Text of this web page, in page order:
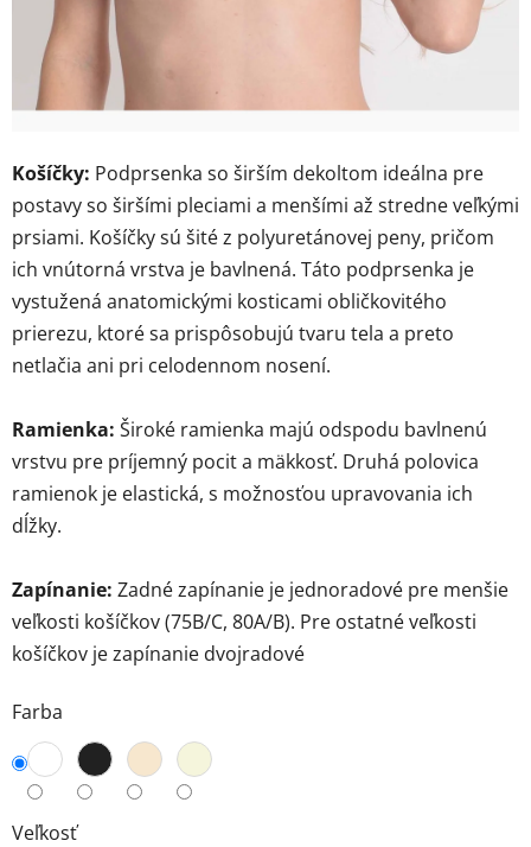
Košíčky: Podprsenka so širším dekoltom ideálna pre
postavy so širšími pleciami a menšími až stredne veľkými
prsiami. Košíčky sú šité z polyuretánovej peny, pričom
ich vnútorná vrstva je bavlnená. Táto podprsenka je
vystužená anatomickými kosticami obličkovitého
prierezu, ktoré sa prispôsobujú tvaru tela a preto
netlačia ani pri celodennom nosení.
Ramienka: Široké ramienka majú odspodu bavlnenú
vrstvu pre príjemný pocit a mäkkosť. Druhá polovica
ramienok je elastická, s možnosťou upravovania ich
dĺžky.
Zapínanie: Zadné zapínanie je jednoradové pre menšie
veľkosti košíčkov (75B/C, 80A/B). Pre ostatné veľkosti
košíčkov je zapínanie dvojradové
Farba
Veľkosť